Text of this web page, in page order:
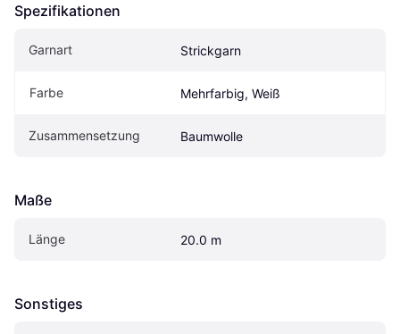
Spezifikationen
Garnart Strickgarn
Farbe Mehrfarbig, Weiß
Zusammensetzung Baumwolle
Maße
Länge 20.0 m
Sonstiges